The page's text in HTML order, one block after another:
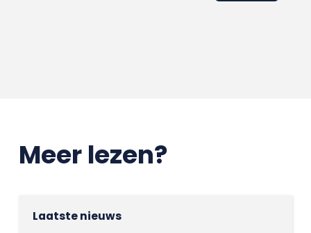
Meer lezen?
Laatste nieuws